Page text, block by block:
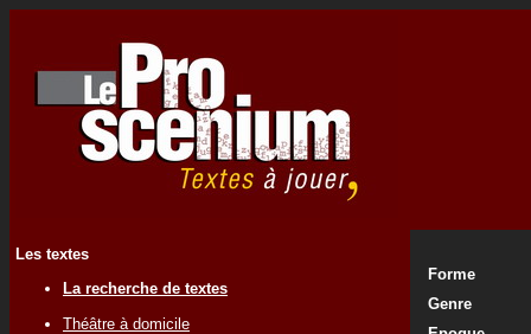
Les textes
La recherche de textes
Théâtre à domicile
Forme
Genre